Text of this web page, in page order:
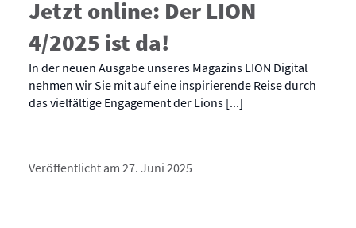
Jetzt online: Der LION
4/2025 ist da!
In der neuen Ausgabe unseres Magazins LION Digital
nehmen wir Sie mit auf eine inspirierende Reise durch
das vielfältige Engagement der Lions [...]
Veröffentlicht am 27. Juni 2025